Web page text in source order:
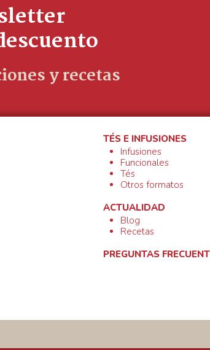
y recetas
TÉS E INFUSIONES
Infusiones
Funcionales
Tés
Otros formatos
ACTUALIDAD
Blog
Recetas
PREGUNTAS